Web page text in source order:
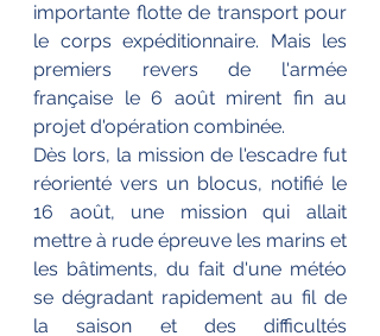
importante flotte de transport pour
le corps expéditionnaire. Mais les
premiers revers de l'armée
française le 6 août mirent fin au
projet d'opération combinée.
Dès lors, la mission de l'escadre fut
réorienté vers un blocus, notifié le
16 août, une mission qui allait
mettre à rude épreuve les marins et
les bâtiments, du fait d'une météo
se dégradant rapidement au fil de
la saison et des difficultés